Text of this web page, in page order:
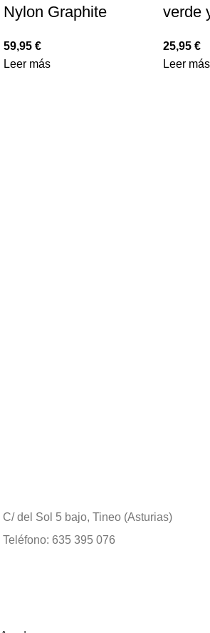
Nylon Graphite
59,95 €
Leer más
verde
25,95 €
Leer más
C/ del Sol 5 bajo, Tineo (Asturias)
Teléfono: 635 395 076